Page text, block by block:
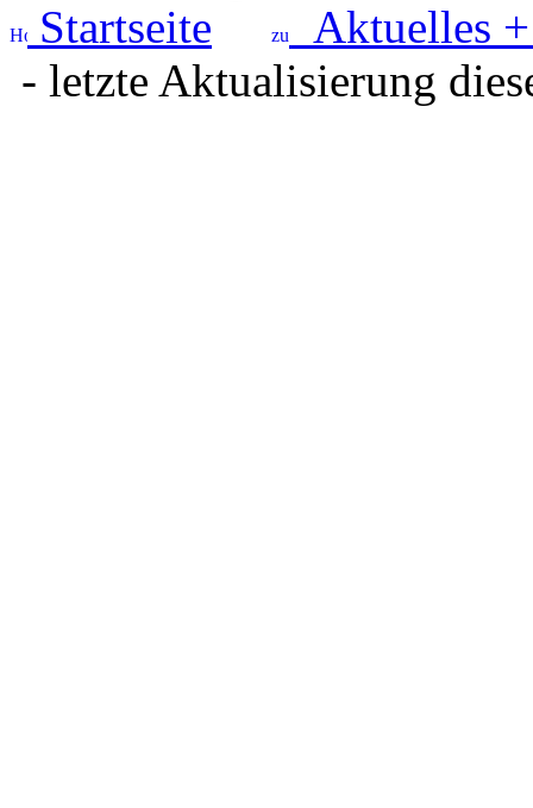
Startseite
Aktuelles
- letzte Aktualisierung